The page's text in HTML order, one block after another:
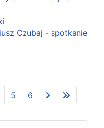
Czubaj - spotkanie
5 6